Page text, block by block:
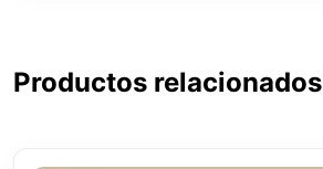
Productos relacionados